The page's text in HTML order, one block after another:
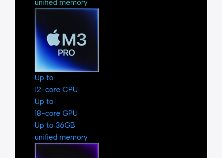
unified memory
Up to
12-core CPU
Up to
18-core GPU
Up to 36GB
unified memory